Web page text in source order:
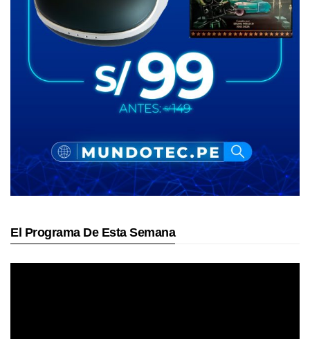
El Programa De Esta Semana